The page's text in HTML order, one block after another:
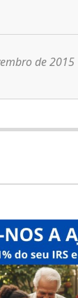
de 2015